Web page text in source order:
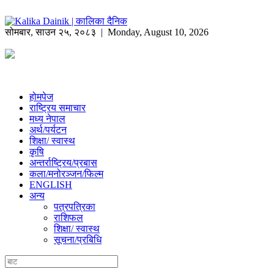
सोमबार,साउन २५, २०८३ | Monday, August 10, 2026
होमपेज
राष्ट्रिय समाचार
मध्य नेपाल
अर्थ/पर्यटन
शिक्षा/ स्वास्थ
कृषि
अन्तर्राष्ट्रिय/प्रबास
कला/मनोरञ्जन/फिल्म
ENGLISH
अन्य
पत्रपत्रिका
राशिफल
शिक्षा/ स्वास्थ
सूचना/प्रबिधि